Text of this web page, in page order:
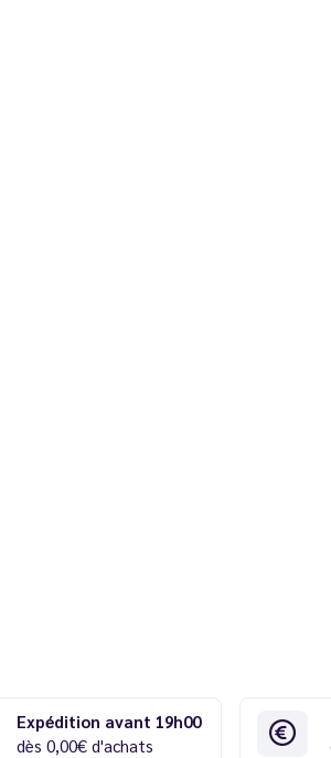
Expédition avant 19h00
dès 0,00€ d'achats